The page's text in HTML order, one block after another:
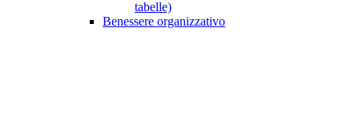
tabelle)
Benessere organizzativo